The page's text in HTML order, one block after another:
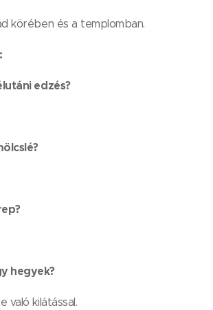
körében és a templomban.
edzés?
hegyek?
való kilátással.